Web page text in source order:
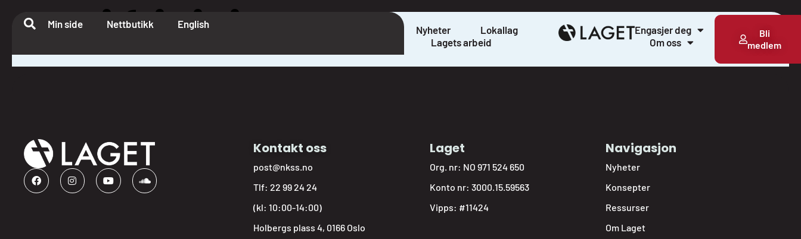
Min side Nettbutikk English Nyheter
Lokallag
Lagets arbeid
Engasjer deg
Om oss
Bli
medlem
Bli frivillig
Kontakt oss
post@nkss.no
Tlf:22 99 24 24
(kl: 10:00-14:00)
Holbergs plass 4, 0166 Oslo
Laget
Org. nr: NO 971 524 650
Konto nr: 3000.15.59563
Vipps: #11424
Navigasjon
Nyheter
Konsepter
Ressurser
Om Laget